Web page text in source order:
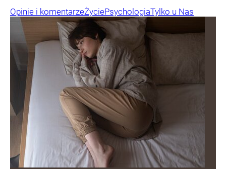
Opinie i komentarzeŻyciePsychologiaTylko u Nas